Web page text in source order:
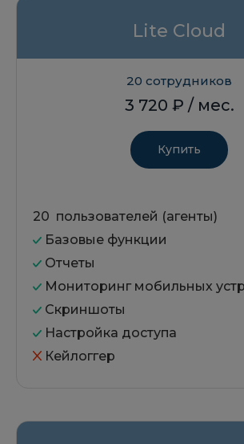
Lite Cloud
20 сотрудников
3 720 ₽ / мес.
Купить
20 пользователей (агенты)
Базовые функции
Отчеты
Мониторинг мобильных
Скриншоты
Настройка доступа
Кейлоггер